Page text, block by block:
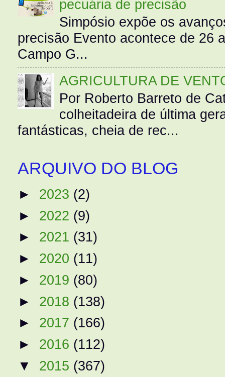
pecuária de precisão
Simpósio expõe os
precisão Evento acontece de 26
Campo G...
AGRICULTURA DE
Por Roberto Barreto de
colheitadeira de última
fantásticas, cheia de rec...
ARQUIVO DO BLOG
► 2023 (2)
► 2022 (9)
► 2021 (31)
► 2020 (11)
► 2019 (80)
► 2018 (138)
► 2017 (166)
► 2016 (112)
▼ 2015 (367)